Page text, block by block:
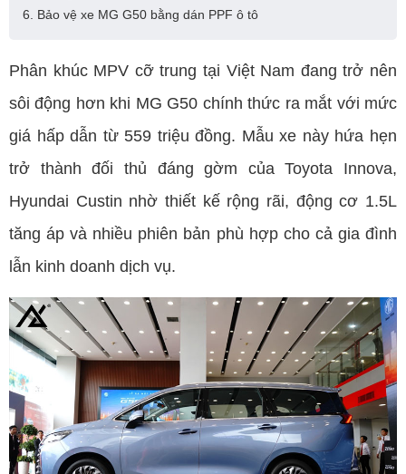
6. Bảo vệ xe MG G50 bằng dán PPF ô tô
Phân khúc MPV cỡ trung tại Việt Nam đang trở nên
sôi động hơn khi MG G50 chính thức ra mắt với mức
giá hấp dẫn từ 559 triệu đồng. Mẫu xe này hứa hẹn
trở thành đối thủ đáng gờm của Toyota Innova,
Hyundai Custin nhờ thiết kế rộng rãi, động cơ 1.5L
tăng áp và nhiều phiên bản phù hợp cho cả gia đình
lẫn kinh doanh dịch vụ.